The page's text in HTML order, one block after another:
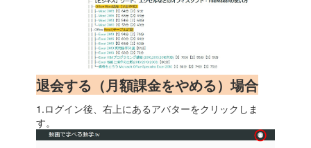
退会する（月額課金をやめる）場合
1.ログイン後、右上にあるアバターをクリックしま
す。